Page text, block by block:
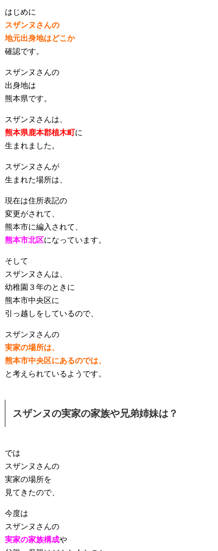
はじめに
スザンヌさんの
地元出身地はどこか
確認です。
スザンヌさんの
出身地は
熊本県です。
スザンヌさんは、
熊本県鹿本郡植木町に
生まれました。
スザンヌさんが
生まれた場所は、
現在は住所表記の
変更がされて、
熊本市に編入されて、
熊本市北区になっています。
そして
スザンヌさんは、
幼稚園３年のときに
熊本市中央区に
引っ越しをしているので、
スザンヌさんの
実家の場所は、
熊本市中央区にあるのでは、
と考えられているようです。
スザンヌの実家の家族や兄弟姉妹は？
では
スザンヌさんの
実家の場所を
見てきたので、
今度は
スザンヌさんの
実家の家族構成や